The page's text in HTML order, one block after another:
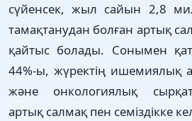
сүйенсек, жыл сайын 2,8
тамақтанудан болған артық
қайтыс болады. Сонымен
44%-ы, жүректің ишемиялық
және онкологиялық
артық салмақ пен семіздікке